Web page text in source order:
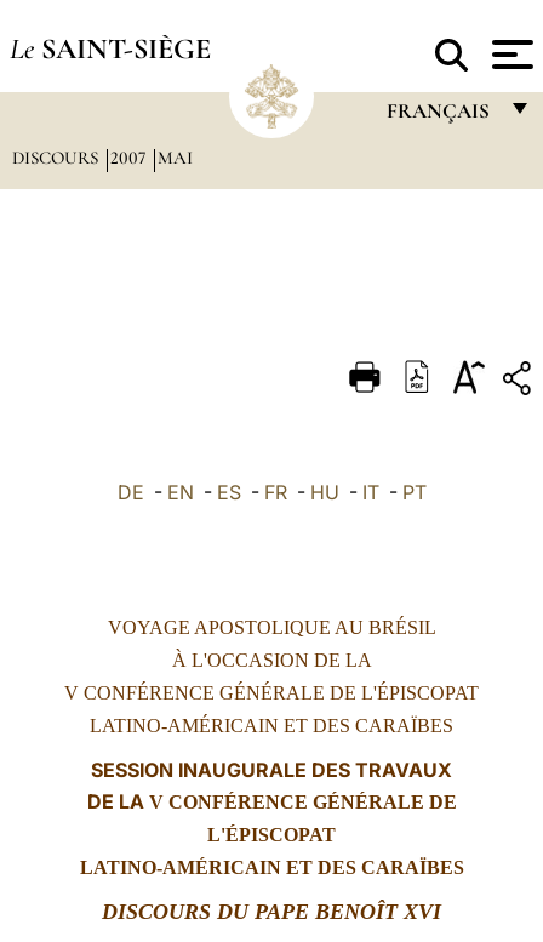
Le SAINT-SIÈGE
FRANÇAIS
DEUTSCH
العربيّة
DISCOURS 2007 MAI
DE - EN - ES- FR- HU - IT- PT
VOYAGE APOSTOLIQUE AU BRÉSIL
À L'OCCASION DE LA
V CONFÉRENCE GÉNÉRALE DE L'ÉPISCOPAT
LATINO-AMÉRICAIN ET DES CARAÏBES
SESSION INAUGURALE DES TRAVAUX
DE LA V CONFÉRENCE GÉNÉRALE DE
L'ÉPISCOPAT
LATINO-AMÉRICAIN ET DES CARAÏBES
DISCOURS DU PAPE BENOÎT XVI